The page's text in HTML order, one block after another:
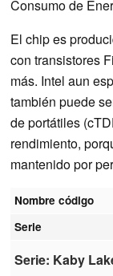
Consumo de
El chip es
con transistores
más. Intel aun
también puede
de portátiles
rendimiento,
mantenido por
Nombre código
Serie
Serie: Kaby